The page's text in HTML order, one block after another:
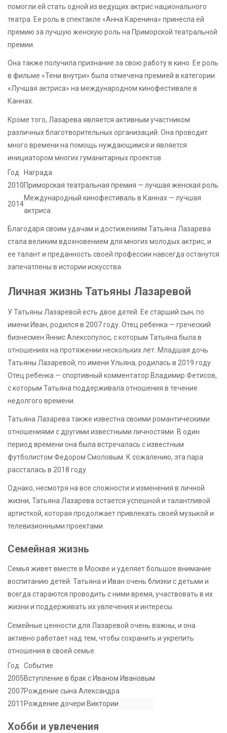
помогли ей стать одной из ведущих актрис национального
театра. Ее роль в спектакле «Анна Каренина» принесла ей
премию за лучшую женскую роль на Приморской театральной
премии.
Она также получила признание за свою работу в кино. Ее роль
в фильме «Тени внутри» была отмечена премией в категории
«Лучшая актриса» на международном кинофестивале в
Каннах.
Кроме того, Лазарева является активным участником
различных благотворительных организаций. Она проводит
много времени на помощь нуждающимся и является
инициатором многих гуманитарных проектов.
Год
Награда
2010Приморская театральная премия — лучшая женская роль
2014
Международный кинофестиваль в Каннах — лучшая
актриса
Благодаря своим удачам и достижениям Татьяна Лазарева
стала великим вдохновением для многих молодых актрис, и
ее талант и преданность своей профессии навсегда останутся
запечатлены в истории искусства.
Личная жизнь Татьяны Лазаревой
У Татьяны Лазаревой есть двое детей. Ее старший сын, по
имени Иван, родился в 2007 году. Отец ребенка — греческий
бизнесмен Яннис Алексопулос, с которым Татьяна была в
отношениях на протяжении нескольких лет. Младшая дочь
Татьяны Лазаревой, по имени Ульяна, родилась в 2019 году.
Отец ребенка — спортивный комментатор Владимир Фетисов,
с которым Татьяна поддерживала отношения в течение
недолгого времени.
Татьяна Лазарева также известна своими романтическими
отношениями с другими известными личностями. В один
период времени она была встречалась с известным
футболистом Федором Смоловым. К сожалению, эта пара
рассталась в 2018 году.
Однако, несмотря на все сложности и изменения в личной
жизни, Татьяна Лазарева остается успешной и талантливой
артисткой, которая продолжает привлекать своей музыкой и
телевизионными проектами.
Семейная жизнь
Семья живет вместе в Москве и уделяет большое внимание
воспитанию детей. Татьяна и Иван очень близки с детьми и
всегда стараются проводить с ними время, участвовать в их
жизни и поддерживать их увлечения и интересы.
Семейные ценности для Лазаревой очень важны, и она
активно работает над тем, чтобы сохранить и укрепить
отношения в своей семье.
Год
Событие
2005Вступление в брак с Иваном Ивановым
2007Рождение сына Александра
2011 Рождение дочери Виктории
Хобби и увлечения